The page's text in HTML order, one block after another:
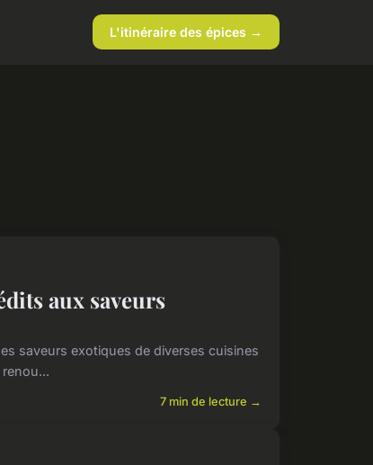
L'itinéraire des épices →
aux saveurs
saveurs exotiques de diverses cuisines
7 min de lecture →